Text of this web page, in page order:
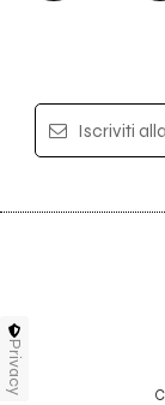
Iscriviti
Privacy